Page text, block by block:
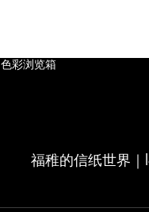
色彩浏览箱
福稚的信纸世界｜